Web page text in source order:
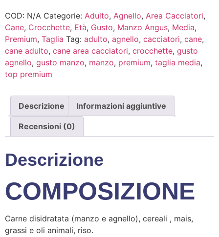
COD: N/A Categorie: Adulto, Agnello, Area Cacciatori,
Cane, Crocchette, Età, Gusto, Manzo Angus, Media,
Premium, Taglia Tag: adulto, agnello, cacciatori, cane,
cane adulto, cane area cacciatori, crocchette, gusto
agnello, gusto manzo, manzo, premium, taglia media,
top premium
Descrizione Informazioni aggiuntive
Recensioni (0)
Descrizione
COMPOSIZIONE
Carne disidratata (manzo e agnello), cereali , mais,
grassi e oli animali, riso.